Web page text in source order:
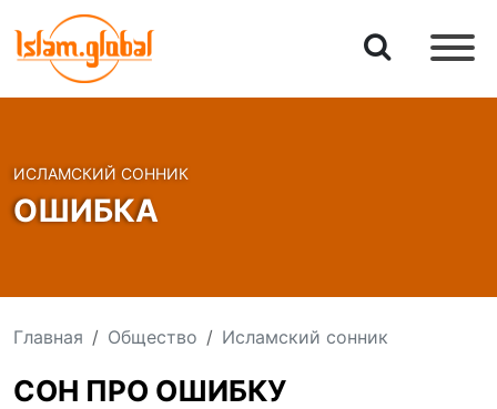
ИСЛАМСКИЙ СОННИК
ОШИБКА
Главная Общество Исламский сонник
СОН ПРО ОШИБКУ